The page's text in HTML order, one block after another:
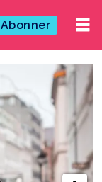
Abonner